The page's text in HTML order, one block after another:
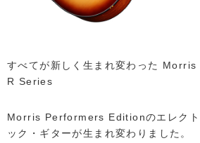
すべてが新しく生まれ変わった
R Series
Morris Performers Editionのエレクト
ック・ギターが生まれ変わりました。